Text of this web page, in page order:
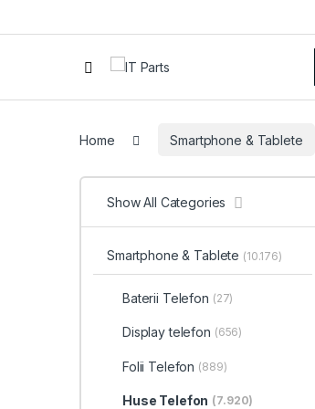
Home Smartphone & Tablete
Show All Categories
Smartphone & Tablete (10.176)
Baterii Telefon (27)
Display telefon (656)
Folii Telefon (889)
Huse Telefon (7.920)